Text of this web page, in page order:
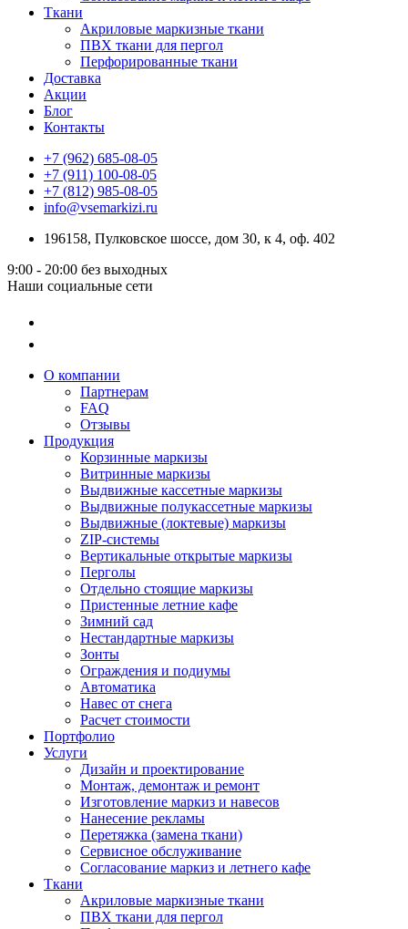
Ткани
Акриловые маркизные ткани
ПВХ ткани для пергол
Перфорированные ткани
Доставка
Акции
Блог
Контакты
+7 (962) 685-08-05
+7 (911) 100-08-05
+7 (812) 985-08-05
info@vsemarkizi.ru
196158, Пулковское шоссе, дом 30, к 4, оф. 402
9:00 - 20:00 без выходных
Наши социальные сети
О компании
Партнерам
FAQ
Отзывы
Продукция
Корзинные маркизы
Витринные маркизы
Выдвижные кассетные маркизы
Выдвижные полукассетные маркизы
Выдвижные (локтевые) маркизы
ZIP-системы
Вертикальные открытые маркизы
Перголы
Отдельно стоящие маркизы
Пристенные летние кафе
Зимний сад
Нестандартные маркизы
Зонты
Ограждения и подиумы
Автоматика
Навес от снега
Расчет стоимости
Портфолио
Услуги
Дизайн и проектирование
Монтаж, демонтаж и ремонт
Изготовление маркиз и навесов
Нанесение рекламы
Перетяжка (замена ткани)
Сервисное обслуживание
Согласование маркиз и летнего кафе
Ткани
Акриловые маркизные ткани
ПВХ ткани для пергол